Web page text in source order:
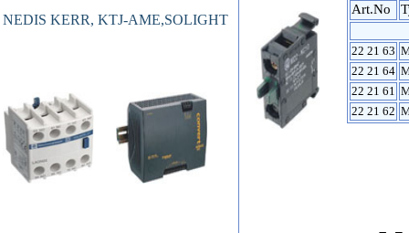
NEDIS KERR, KTJ-AME,SOLIGHT
Art.No
22 21 63
22 21 64
22 21 61
22 21 62